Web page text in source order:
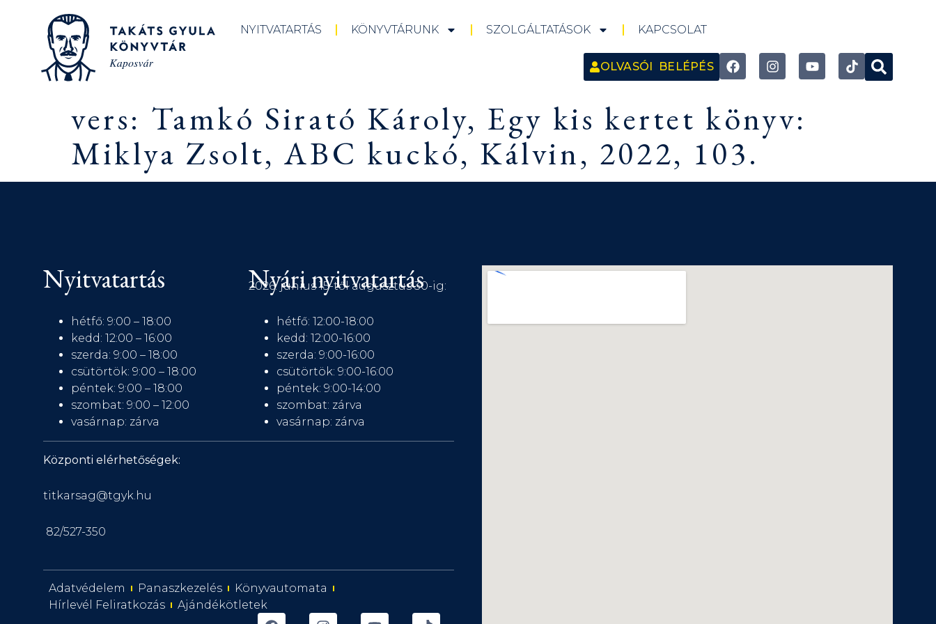
NYITVATARTÁS KÖNYVTÁRUNK SZOLGÁLTATÁSOK KAPCSOLAT
OLVASÓI BELÉPÉS
vers: Tamkó Sirató Károly, Egy kis kertet könyv:
Miklya Zsolt, ABC kuckó, Kálvin, 2022, 103.
Nyitvatartás
hétfő: 9:00 – 18:00
kedd: 12:00 – 16:00
szerda: 9:00 – 18:00
csütörtök: 9:00 – 18:00
péntek: 9:00 – 18:00
szombat: 9:00 – 12:00
vasárnap: zárva
Nyári nyitvatartás
2026. június 15-től augusztus 30-ig:
hétfő: 12:00-18:00
kedd: 12:00-16:00
szerda: 9:00-16:00
csütörtök: 9:00-16:00
péntek: 9:00-14:00
szombat: zárva
vasárnap: zárva
Központi elérhetőségek:
titkarsag@tgyk.hu
82/527-350
Adatvédelem Panaszkezelés
Könyvautomata
Hírlevél Feliratkozás
Ajándékötletek